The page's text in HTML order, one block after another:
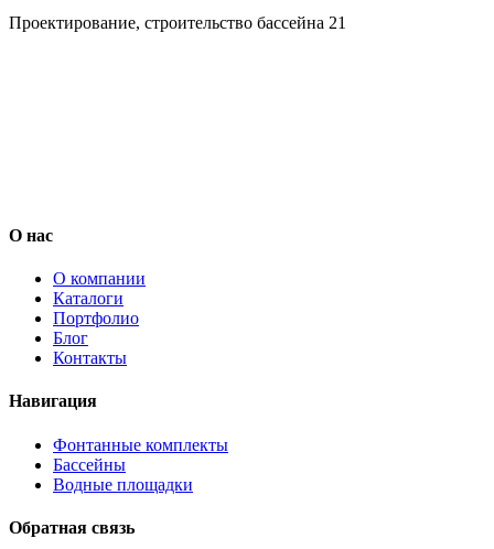
Проектирование, строительство бассейна 21
О нас
О компании
Каталоги
Портфолио
Блог
Контакты
Навигация
Фонтанные комплекты
Бассейны
Водные площадки
Обратная связь